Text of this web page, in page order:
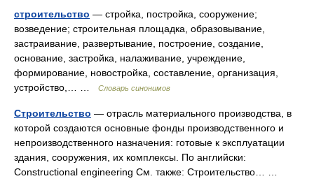
строительство — стройка, постройка, сооружение;
возведение; строительная площадка, образовывание,
застраивание, развертывание, построение, создание,
основание, застройка, налаживание, учреждение,
формирование, новостройка, составление, организация,
устройство,… …
Словарь синонимов
Строительство — отрасль материального производства, в
которой создаются основные фонды производственного и
непроизводственного назначения: готовые к эксплуатации
здания, сооружения, их комплексы. По английски:
Constructional engineering См. также: Строительство… …